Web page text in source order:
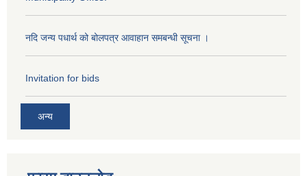
नदि जन्य पधार्थ को बोलपत्र आवाहान समबन्धी सूचना ।
Invitation for bids
अन्य